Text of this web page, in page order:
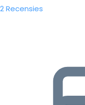
2 Recensies